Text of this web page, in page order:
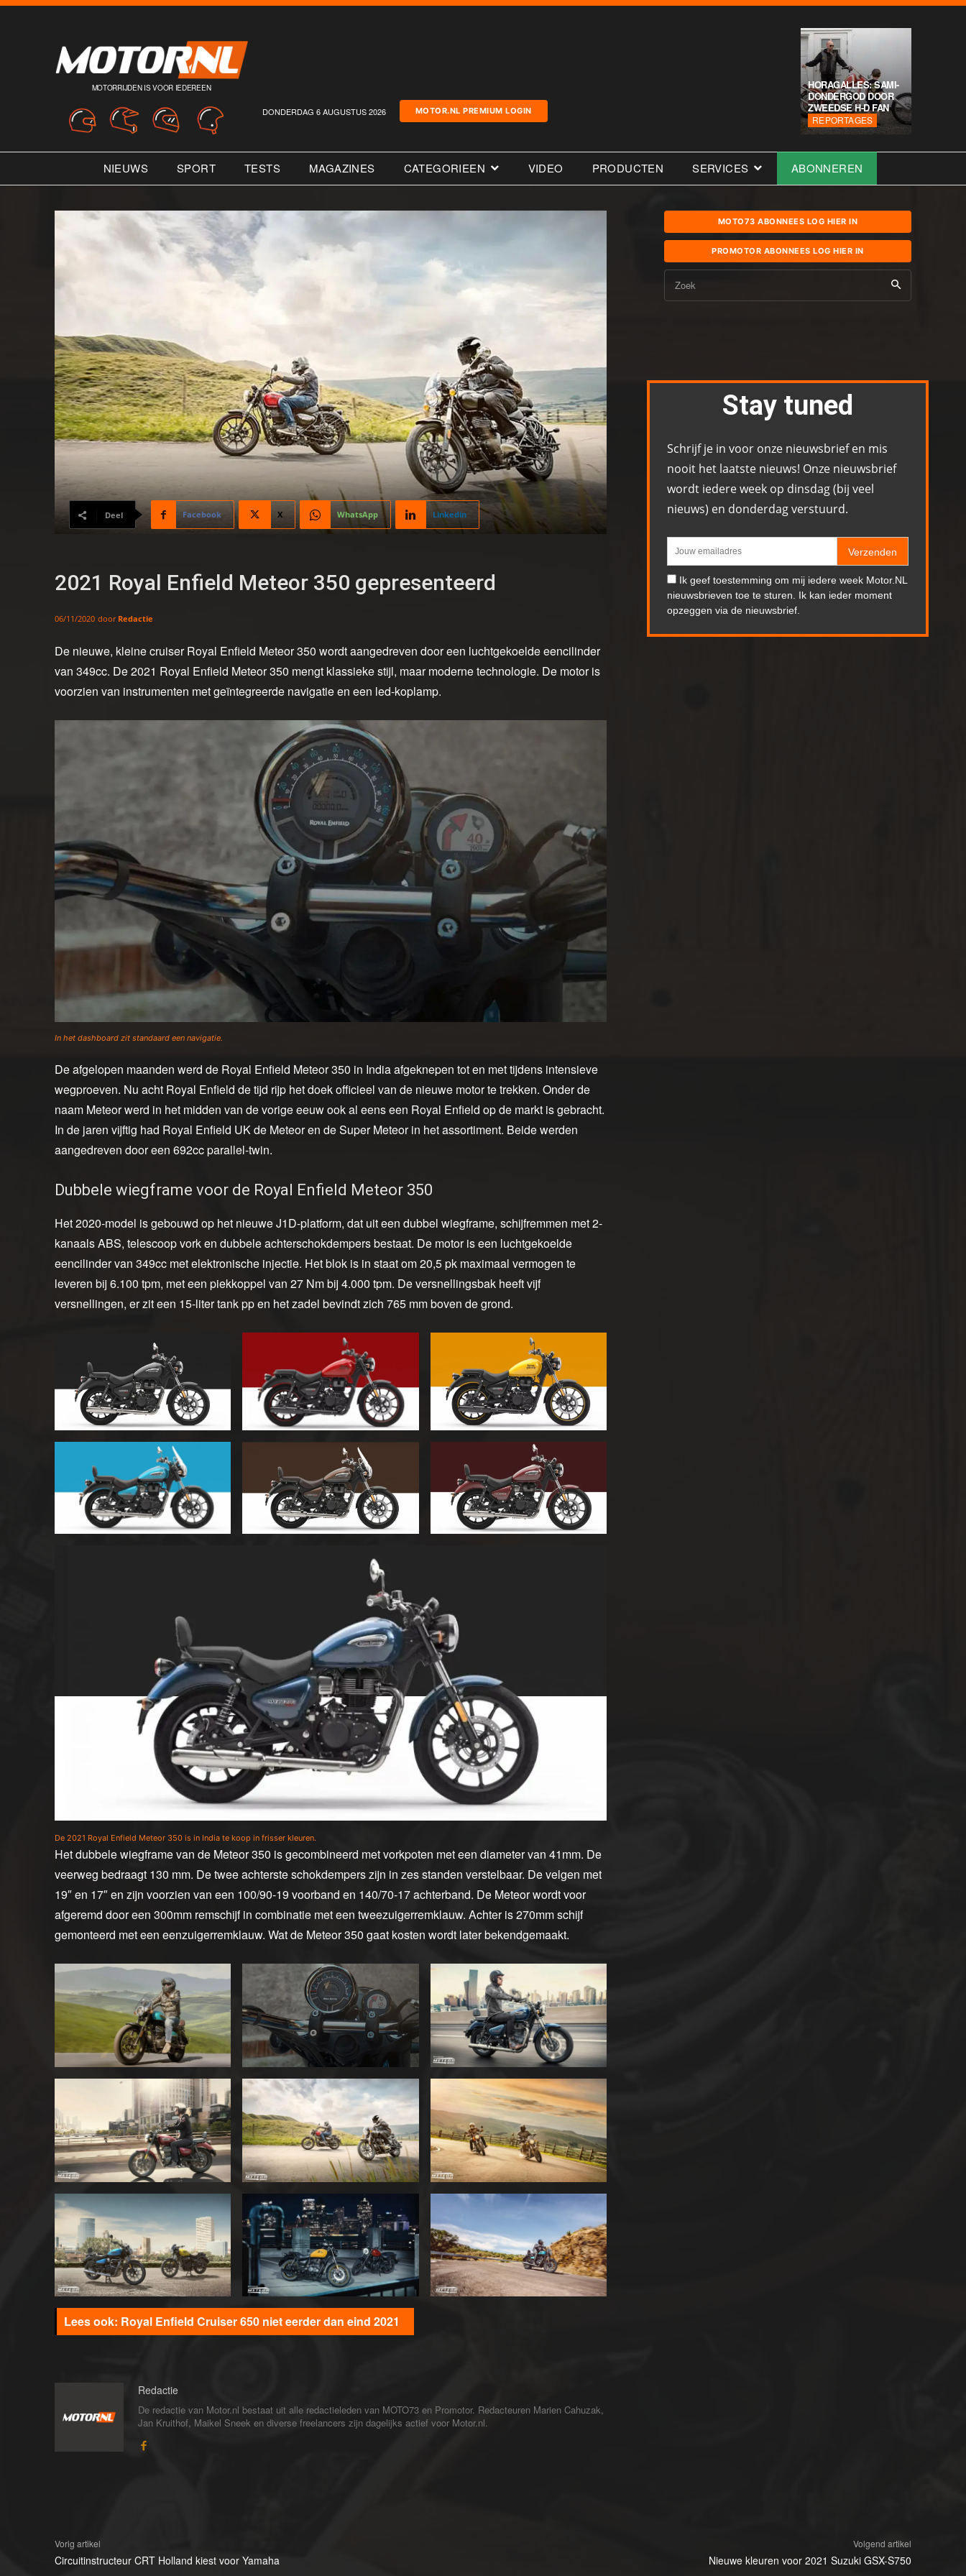
MOTORRIJDEN IS VOOR IEDEREEN
DONDERDAG 6 AUGUSTUS 2026 MOTOR.NL PREMIUM LOGIN
HORAGALLES: SAMI-
DONDERGOD DOOR
ZWEEDSE H-D FAN
REPORTAGES
NIEUWS SPORT TESTS MAGAZINES CATEGORIEEN VIDEO PRODUCTEN SERVICES ABONNEREN
Deel Facebook X WhatsApp Linkedin
2021 Royal Enfield Meteor 350 gepresenteerd
06/11/2020 door Redactie
De nieuwe, kleine cruiser Royal Enfield Meteor 350 wordt aangedreven door een luchtgekoelde eencilinder
van 349cc. De 2021 Royal Enfield Meteor 350 mengt klassieke stijl, maar moderne technologie. De motor is
voorzien van instrumenten met geïntegreerde navigatie en een led-koplamp.
In het dashboard zit standaard een navigatie.
De afgelopen maanden werd de Royal Enfield Meteor 350 in India afgeknepen tot en met tijdens intensieve
wegproeven. Nu acht Royal Enfield de tijd rijp het doek officieel van de nieuwe motor te trekken. Onder de
naam Meteor werd in het midden van de vorige eeuw ook al eens een Royal Enfield op de markt is gebracht.
In de jaren vijftig had Royal Enfield UK de Meteor en de Super Meteor in het assortiment. Beide werden
aangedreven door een 692cc parallel-twin.
Dubbele wiegframe voor de Royal Enfield Meteor 350
Het 2020-model is gebouwd op het nieuwe J1D-platform, dat uit een dubbel wiegframe, schijfremmen met 2-
kanaals ABS, telescoop vork en dubbele achterschokdempers bestaat. De motor is een luchtgekoelde
eencilinder van 349cc met elektronische injectie. Het blok is in staat om 20,5 pk maximaal vermogen te
leveren bij 6.100 tpm, met een piekkoppel van 27 Nm bij 4.000 tpm. De versnellingsbak heeft vijf
versnellingen, er zit een 15-liter tank pp en het zadel bevindt zich 765 mm boven de grond.
De 2021 Royal Enfield Meteor 350 is in India te koop in frisser kleuren.
Het dubbele wiegframe van de Meteor 350 is gecombineerd met vorkpoten met een diameter van 41mm. De
veerweg bedraagt 130 mm. De twee achterste schokdempers zijn in zes standen verstelbaar. De velgen met
19″ en 17″ en zijn voorzien van een 100/90-19 voorband en 140/70-17 achterband. De Meteor wordt voor
afgeremd door een 300mm remschijf in combinatie met een tweezuigerremklauw. Achter is 270mm schijf
gemonteerd met een eenzuigerremklauw. Wat de Meteor 350 gaat kosten wordt later bekendgemaakt.
Royal Enfield Cruiser 650 niet eerder dan eind 2021
Redactie
De redactie van Motor.nl bestaat uit alle redactieleden van MOTO73 en Promotor. Redacteuren Marien Cahuzak,
Jan Kruithof, Maikel Sneek en diverse freelancers zijn dagelijks actief voor Motor.nl.
MOTO73 ABONNEES LOG HIER IN
PROMOTOR ABONNEES LOG HIER IN
Zoek
Stay tuned
Schrijf je in voor onze nieuwsbrief en mis
nooit het laatste nieuws! Onze nieuwsbrief
wordt iedere week op dinsdag (bij veel
nieuws) en donderdag verstuurd.
Verzenden
Ik geef toestemming om mij iedere week Motor.NL
nieuwsbrieven toe te sturen. Ik kan ieder moment
opzeggen via de nieuwsbrief.
Vorig artikel
Circuitinstructeur CRT Holland kiest voor Yamaha
Volgend artikel
Nieuwe kleuren voor 2021 Suzuki GSX-S750